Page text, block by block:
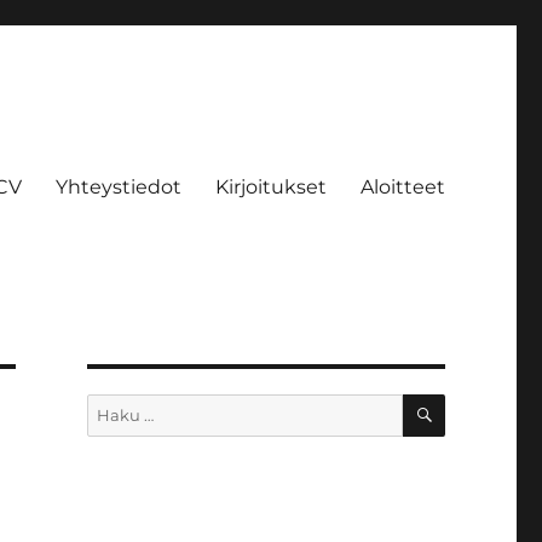
Yhteystiedot Kirjoitukset Aloitteet
Etsi: HAKU